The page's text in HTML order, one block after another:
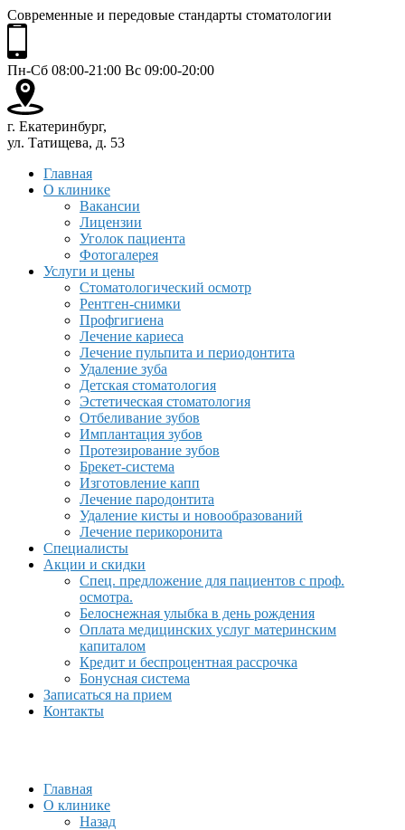
Современные и передовые стандарты стоматологии
Пн-Сб 08:00-21:00 Вс 09:00-20:00
г. Екатеринбург,
ул. Татищева, д. 53
Главная
О клинике
Вакансии
Лицензии
Уголок пациента
Фотогалерея
Услуги и цены
Стоматологический осмотр
Рентген-снимки
Профгигиена
Лечение кариеса
Лечение пульпита и периодонтита
Удаление зуба
Детская стоматология
Эстетическая стоматология
Отбеливание зубов
Имплантация зубов
Протезирование зубов
Брекет-система
Изготовление капп
Лечение пародонтита
Удаление кисты и новообразований
Лечение перикоронита
Специалисты
Акции и скидки
Спец. предложение для пациентов с проф.
осмотра.
Белоснежная улыбка в день рождения
Оплата медицинских услуг материнским
капиталом
Кредит и беспроцентная рассрочка
Бонусная система
Записаться на прием
Контакты
Главная
О клинике
Назад